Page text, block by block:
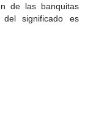
de las banquitas
significado es